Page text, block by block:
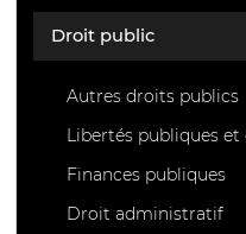
Droit public
Autres droits publics
Libertés publiques
Finances publiques
Droit administratif